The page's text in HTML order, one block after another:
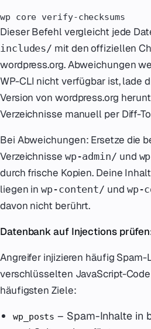
wp core verify-checksums
Dieser Befehl vergleicht jede
includes/ mit den offiziellen
wordpress.org. Abweichungen
WP-CLI nicht verfügbar ist, lade
Version von wordpress.org
Verzeichnisse manuell per Diff-
Bei Abweichungen: Ersetze die
Verzeichnisse wp-admin/ und
durch frische Kopien. Deine
liegen inwp-content/ und wp-
davon nicht berührt.
Datenbank auf Injections
Angreifer injizieren häufig Spam-
verschlüsselten JavaScript-
häufigsten Ziele:
wp_posts – Spam-Inhalte in